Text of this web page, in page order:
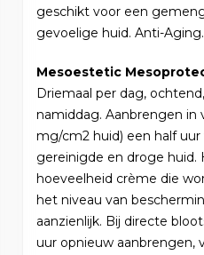
geschikt voor een
gevoelige huid. Anti-Aging.
Mesoestetic
Driemaal per dag,
namiddag. Aanbrengen in
mg/cm2 huid) een half
gereinigde en droge huid.
hoeveelheid crème die
het niveau van
aanzienlijk. Bij directe
uur opnieuw aanbrengen,